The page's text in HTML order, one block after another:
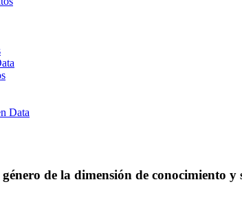
Data
de la dimensión de conocimiento